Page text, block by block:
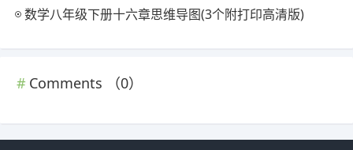
数学八年级下册十六章思维导图(3个附打印高清版)
Comments （0）